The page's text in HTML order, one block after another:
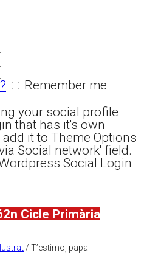
Remember me
your social profile
that has it's own
add it to Theme Options
Social network' field.
Social Login
2n Cicle Primària
/ T’estimo, papa